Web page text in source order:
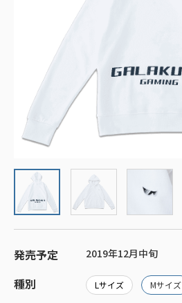
発売予定 2019年12月中旬
種別 Lサイズ Mサイズ